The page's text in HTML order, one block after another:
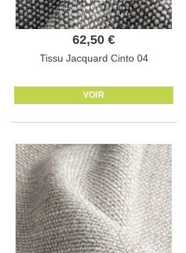
62,50 €
Tissu Jacquard Cinto 04
VOIR